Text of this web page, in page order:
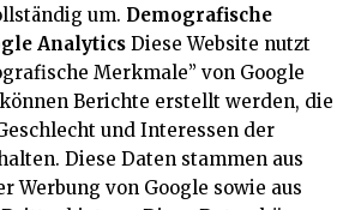
um. Demografische
Analytics Diese Website nutzt
Merkmale” von Google
Berichte erstellt werden, die
und Interessen der
Diese Daten stammen aus
Werbung von Google sowie aus